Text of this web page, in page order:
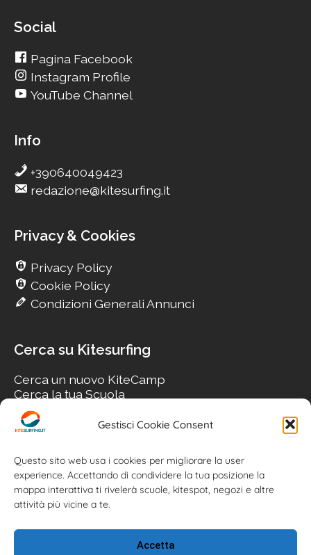
Gestisci Cookie Consent
Questo sito web usa i cookies per migliorare la user
experience. Accettando di condividere la tua posizione la
mappa interattiva ti rivelerà scuole, kitespot, negozi e altre
attività più vicine a te.
Accetta
Social
Pagina Facebook
Instagram Profile
YouTube Channel
Info
+390640049423
redazione@kitesurfing.it
Privacy & Cookies
Privacy Policy
Cookie Policy
Condizioni Generali Annunci
Cerca su Kitesurfing
Cerca un nuovo KiteCamp
Cerca la tua Scuola
Cerca il tuo KiteSpot
Cerca Accommodation